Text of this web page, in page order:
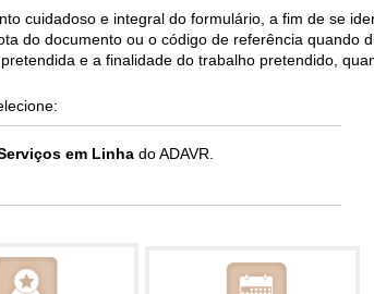
cuidadoso e integral do formulário, a fim de se
do documento ou o código de referência quando
e a finalidade do trabalho pretendido,
em Linha do ADAVR.